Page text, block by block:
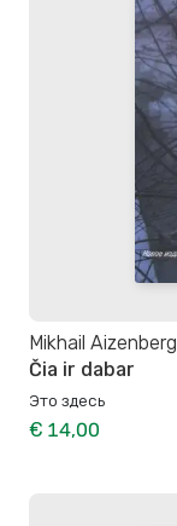
Mikhail Aizenberg
Čia ir dabar
Это здесь
€ 14,00